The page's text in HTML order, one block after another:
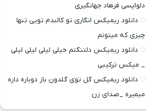
دلواپسی فرهاد جهانگیری
دانلود ریمیکس انگاری تو کالبدم تویی تنها
چیزی که میتونم
دانلود ریمیکس دلتنگتم خیلی لیلی لیلی لیلی
_ میکس ترکیبی
دانلود ریمیکس گل توی گلدون باز دوباره داره
میمیره _صدای زن